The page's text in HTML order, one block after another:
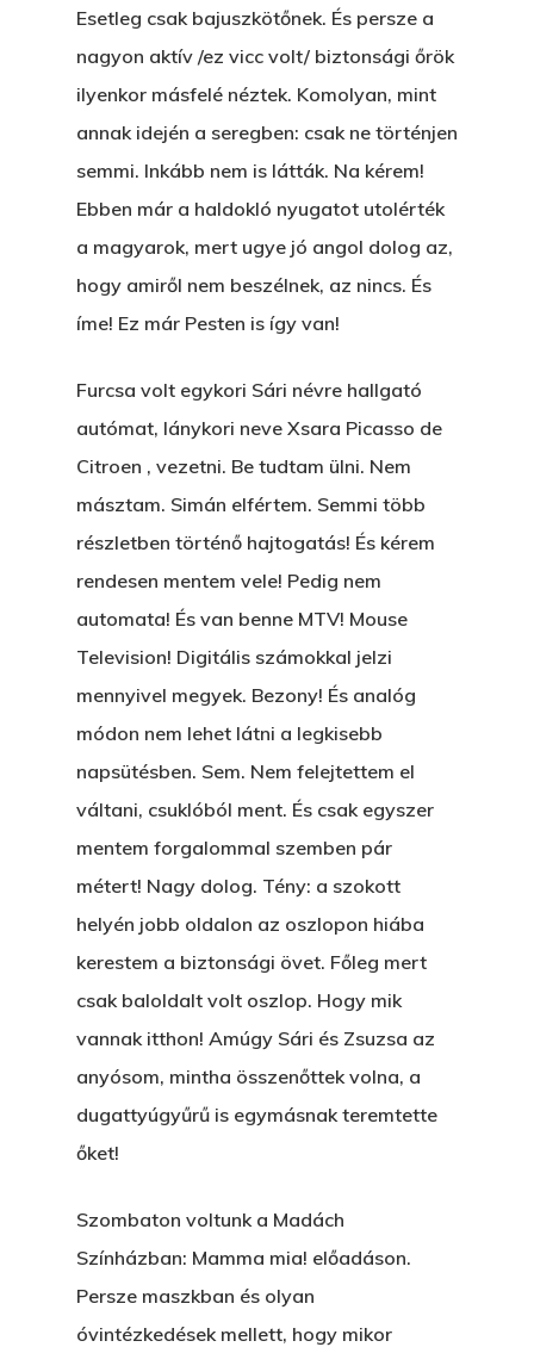
Esetleg csak bajuszkötőnek. És persze a
nagyon aktív /ez vicc volt/ biztonsági őrök
ilyenkor másfelé néztek. Komolyan, mint
annak idején a seregben: csak ne történjen
semmi. Inkább nem is látták. Na kérem!
Ebben már a haldokló nyugatot utolérték
a magyarok, mert ugye jó angol dolog az,
hogy amiről nem beszélnek, az nincs. És
íme! Ez már Pesten is így van!
Furcsa volt egykori Sári névre hallgató
autómat, lánykori neve Xsara Picasso de
Citroen , vezetni. Be tudtam ülni. Nem
másztam. Simán elfértem. Semmi több
részletben történő hajtogatás! És kérem
rendesen mentem vele! Pedig nem
automata! És van benne MTV! Mouse
Television! Digitális számokkal jelzi
mennyivel megyek. Bezony! És analóg
módon nem lehet látni a legkisebb
napsütésben. Sem. Nem felejtettem el
váltani, csuklóból ment. És csak egyszer
mentem forgalommal szemben pár
métert! Nagy dolog. Tény: a szokott
helyén jobb oldalon az oszlopon hiába
kerestem a biztonsági övet. Főleg mert
csak baloldalt volt oszlop. Hogy mik
vannak itthon! Amúgy Sári és Zsuzsa az
anyósom, mintha összenőttek volna, a
dugattyúgyűrű is egymásnak teremtette
őket!
Szombaton voltunk a Madách
Színházban: Mamma mia! előadáson.
Persze maszkban és olyan
óvintézkedések mellett, hogy mikor
Betli
Egy Világbajnokságot,
VOLT EGYSZER EGY
ÁRULÓ!
Párizs És Újra MI
Egy Hitelt, Ödön?
ELMENT A VILLAMOS
GYERE VELEM
KÖNYVESBOLTBA,
A „BECSÜLETES”
Hogyan Tudta Feladni
Kartalherczeghy
Manhattan, NY
T:+216 (0)40 3629
E: